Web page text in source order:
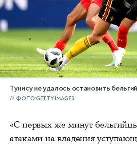
Тунису не удалось остановить
ФОТО:GETTY IMAGES
«С первых же минут
атаками на владения